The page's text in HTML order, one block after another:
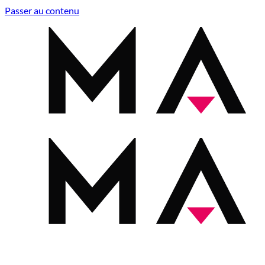
Passer au contenu